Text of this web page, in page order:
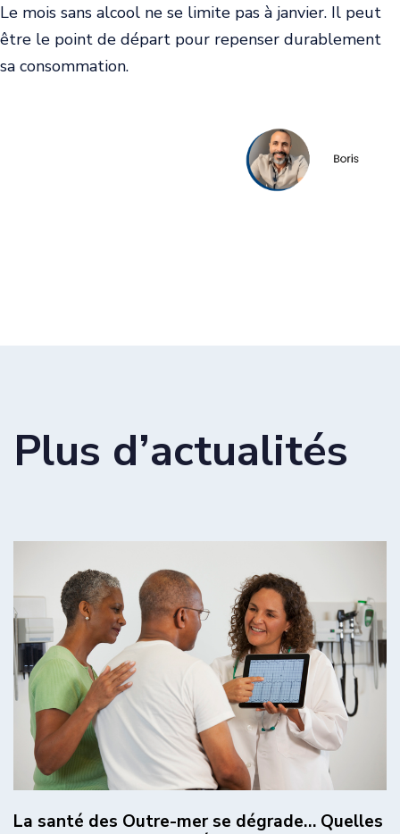
Le mois sans alcool ne se limite pas à janvier. Il peut
être le point de départ pour repenser durablement
sa consommation.
Plus d’actualités
La santé des Outre-mer se dégrade… Quelles